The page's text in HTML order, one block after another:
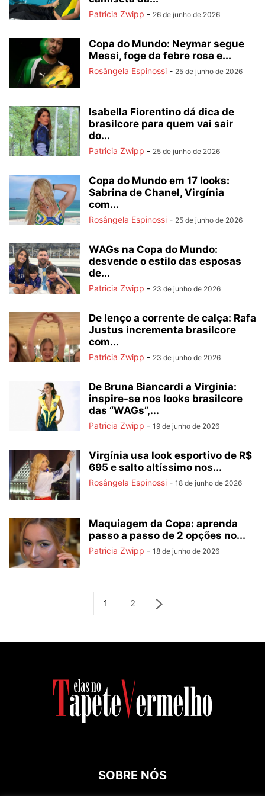
Patricia Zwipp - 26 de junho de 2026
Copa do Mundo: Neymar segue
Messi, foge da febre rosa e...
Rosângela Espinossi - 25 de junho de 2026
Isabella Fiorentino dá dica de
brasilcore para quem vai sair
do...
Patricia Zwipp - 25 de junho de 2026
Copa do Mundo em 17 looks:
Sabrina de Chanel, Virgínia
com...
Rosângela Espinossi - 25 de junho de 2026
WAGs na Copa do Mundo:
desvende o estilo das esposas
de...
Patricia Zwipp - 23 de junho de 2026
De lenço a corrente de calça: Rafa
Justus incrementa brasilcore
com...
Patricia Zwipp - 23 de junho de 2026
De Bruna Biancardi a Virginia:
inspire-se nos looks brasilcore
das “WAGs”,...
Patricia Zwipp - 19 de junho de 2026
Virgínia usa look esportivo de R$
695 e salto altíssimo nos...
Rosângela Espinossi - 18 de junho de 2026
Maquiagem da Copa: aprenda
passo a passo de 2 opções no...
Patricia Zwipp - 18 de junho de 2026
1 2
SOBRE NÓS